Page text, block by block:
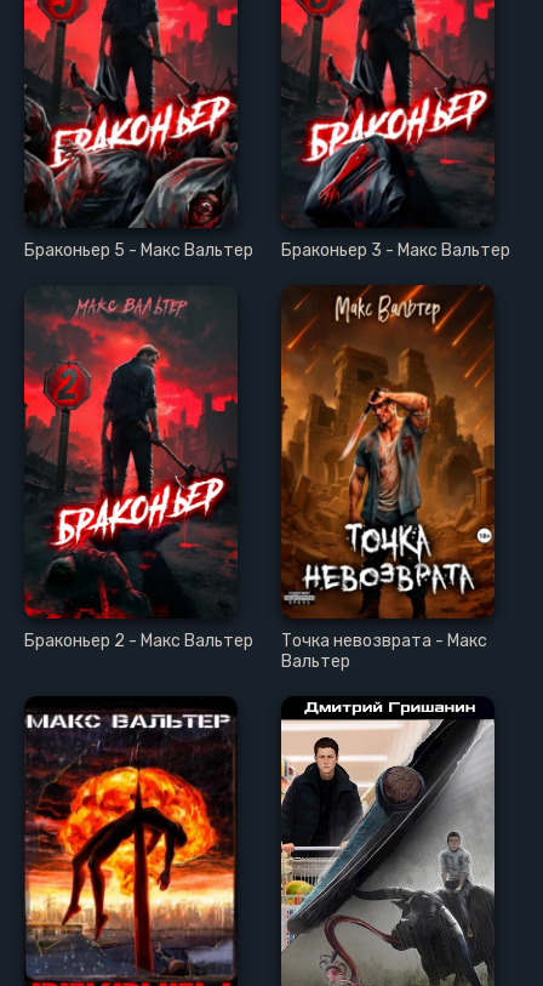
Браконьер 5 - Макс Вальтер Браконьер 3 - Макс Вальтер
Браконьер 2 - Макс Вальтер
Точка невозврата - Макс
Вальтер